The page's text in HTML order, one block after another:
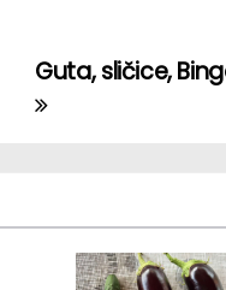
Guta, sličice,